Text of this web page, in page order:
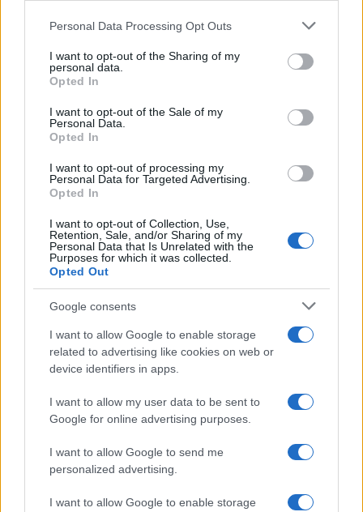
Please note that this website/app uses one or more Google
not limited to your visit or usage behaviour. You may click to
grant or deny consent to Google and its third-party tags to
use your data for below specified purposes in below Google
consent section.
Personal Data Processing Opt Outs
I want to opt-out of the Sharing of my
personal data.
Opted In
I want to opt-out of the Sale of my
Personal Data.
Opted In
I want to opt-out of processing my
Personal Data for Targeted Advertising.
Opted In
I want to opt-out of Collection, Use,
Retention, Sale, and/or Sharing of my
Personal Data that Is Unrelated with the
Purposes for which it was collected.
Opted Out
Google consents
I want to allow Google to enable storage
related to advertising like cookies on web or
device identifiers in apps.
I want to allow my user data to be sent to
Google for online advertising purposes.
I want to allow Google to send me
personalized advertising.
I want to allow Google to enable storage
Marini: “Veniamo da un periodo di
crescita”
Le parole del pilota dello Sky VR46 Avintia in vista del Gp del
Portogallo.
Redazione Sport Magazine · 2 Nov 2021
MOTORI